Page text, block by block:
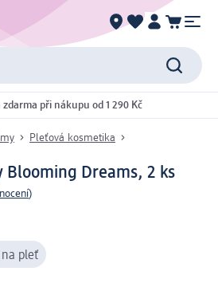
zdarma při nákupu od 1 290 Kč
Pleťová kosmetika
Blooming Dreams, 2 ks
)
pleť